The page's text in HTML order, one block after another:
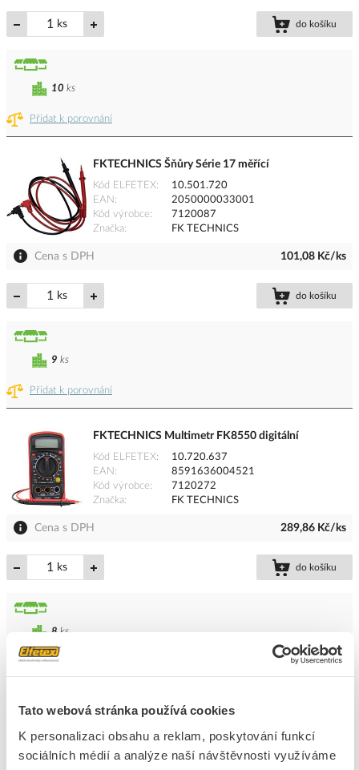
Tato webová stránka používá cookies
K personalizaci obsahu a reklam, poskytování funkcí
sociálních médií a analýze naší návštěvnosti využíváme
ks do košíku
Přidat k porovnání
10 ks
FKTECHNICS Šňůry Série 17 měřící
Kód ELFETEX
10.501.720
EAN
2050000033001
Kód výrobce
7120087
Značka
FK TECHNICS
Cena s DPH 101,08 Kč/ks
ks do košíku
Přidat k porovnání
9 ks
FKTECHNICS Multimetr FK8550 digitální
Kód ELFETEX
10.720.637
EAN
8591636004521
Kód výrobce
7120272
Značka
FK TECHNICS
Cena s DPH 289,86 Kč/ks
ks do košíku
Přidat k porovnání
8 ks
PROTEC Multimetr PMMM
EAN
4016705129911
Kód výrobce
05102991